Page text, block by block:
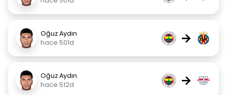
Oğuz Aydın
hace 501d
→
Oğuz Aydın
hace 512d
→